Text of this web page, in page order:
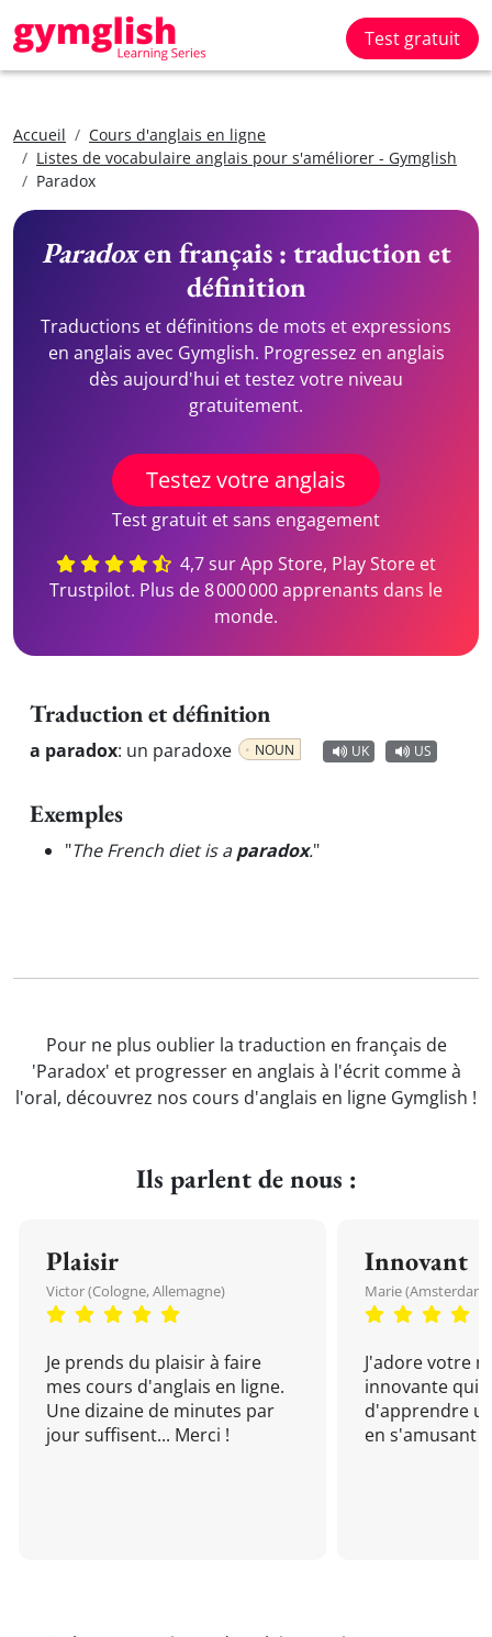
Test gratuit
Accueil
Cours d'anglais en ligne
Listes de vocabulaire anglais pour s'améliorer - Gymglish
Paradox
Paradoxen français : traduction et
définition
Traductions et définitions de mots et expressions
en anglais avec Gymglish. Progressez en anglais
dès aujourd'hui et testez votre niveau
gratuitement.
Testez votre anglais
Test gratuit et sans engagement
4,7 sur App Store, Play Store et
Trustpilot. Plus de 8 000 000 apprenants dans le
monde.
Traduction et définition
a paradox: un paradoxe NOUN UK US
Exemples
"The French diet is aparadox."
Pour ne plus oublier la traduction en français de
'Paradox' et progresser en anglais à l'écrit comme à
l'oral, découvrez nos cours d'anglais en ligne Gymglish !
Ils parlent de nous :
Plaisir
Victor (Cologne, Allemagne)
Je prends du plaisir à faire
mes cours d'anglais en ligne.
Une dizaine de minutes par
jour suffisent... Merci !
Innovant
Marie (Amsterdam,
J'adore votre
innovante qui
d'apprendre
en s'amusant !